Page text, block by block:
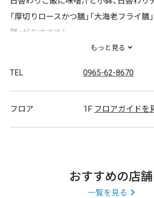
「厚切りロースかつ膳」「大海老フライ膳
膳」がおすすめ！
お子様連れも大歓迎です。
けます。
テイクアウトコーナー有
もっと見る
TEL 0965-62-8670
フロア 1F フロアガイドを
おすすめの店舗
一覧を見る